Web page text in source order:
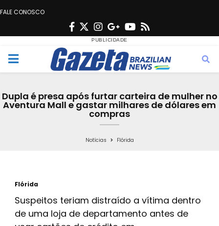
FALE CONOSCO
F
c
e
o
o
T
w
i
t
e
r
n
s
t
g
r
a
m
G
o
o
g
e
Y
u
t
b
s
M
n
Dupla é presa após furtar carteira de mulher no
Aventura Mall e gastar milhares de dólares em
compras
Notícias Flórida
Flórida
Suspeitos teriam distraído a vítima dentro
de uma loja de departamento antes de